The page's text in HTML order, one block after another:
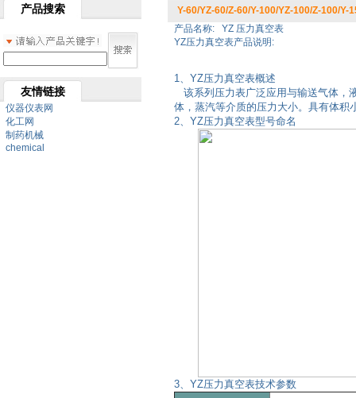
产品搜索
友情链接
仪器仪表网
化工网
制药机械
chemical
Y-60/YZ-60/Z-60/Y-100/YZ-100/Z-100/Y-
产品名称:
YZ 压力真空表
YZ压力真空表产品说明:
1、YZ压力真空表概述
该系列压力表广泛应用与输送气体，
体，蒸汽等介质的压力大小。具有体积
2、YZ压力真空表型号命名
3、YZ压力真空表技术参数